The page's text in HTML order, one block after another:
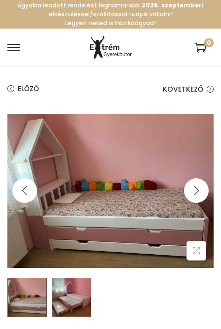
Ágyakra leadott rendelést leghamarabb 2026. szeptemberi
elkészüléssel/szállítással tudjuk vállalni!
Legyen neked is házikóágyad!
S
g
a
t
o
n
S
e
n
t
0
ELŐZŐ KÖVETKEZŐ